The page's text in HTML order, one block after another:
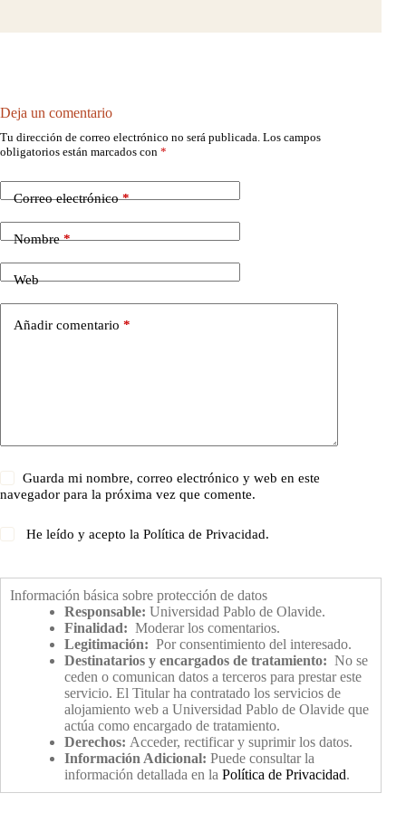
Deja un comentario
Tu dirección de correo electrónico no será publicada. Los campos
obligatorios están marcados con *
Correo electrónico*
Nombre*
Web
Añadir comentario *
Guarda mi nombre, correo electrónico y web en este
navegador para la próxima vez que comente.
He leído y acepto laPolítica de Privacidad.
Información básica sobre protección de datos
Responsable: Universidad Pablo de Olavide.
Finalidad: Moderar los comentarios.
Legitimación: Por consentimiento del interesado.
Destinatarios y encargados de tratamiento: No se
ceden o comunican datos a terceros para prestar este
servicio. El Titular ha contratado los servicios de
alojamiento web a Universidad Pablo de Olavide que
actúa como encargado de tratamiento.
Derechos: Acceder, rectificar y suprimir los datos.
Información Adicional: Puede consultar la
información detallada en la Política de Privacidad.